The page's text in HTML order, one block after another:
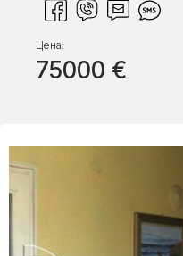
Цена:
75000 €